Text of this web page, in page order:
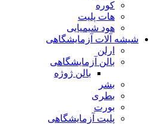
کوره
هات پلیت
هود شیمیایی
شیشه آلات آزمایشگاهی
ارلن
بالن آزمایشگاهی
بالن ژوژه
بشر
بطری
بورت
پلیت آزمایشگاهی